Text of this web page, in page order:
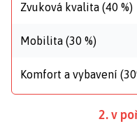
Zvuková kvalita (40 %)
Mobilita (30 %)
Komfort a vybavení
2. v